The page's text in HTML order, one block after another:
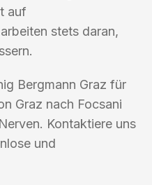
auf
stets daran,
Bergmann Graz für
Graz nach Focsani
Kontaktiere uns
und